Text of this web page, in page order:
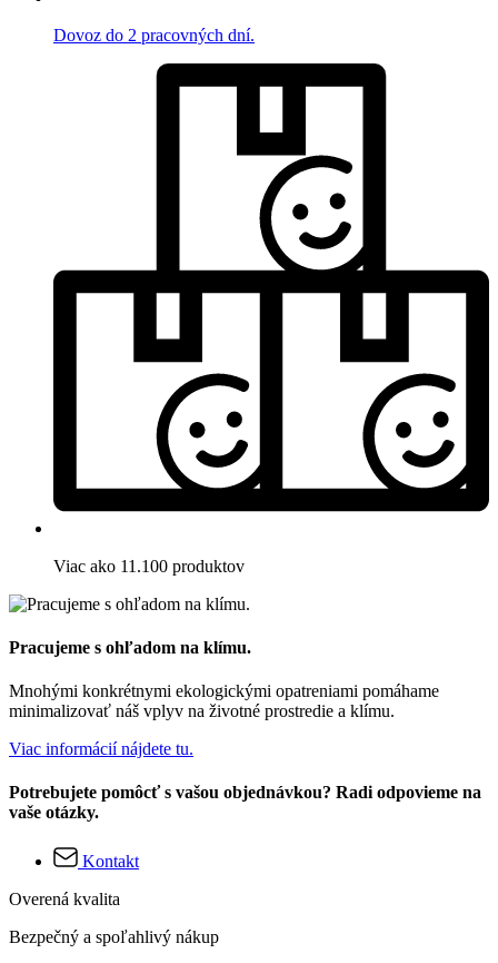
Dovoz do 2 pracovných dní.
Viac ako 11.100 produktov
Pracujeme s ohľadom na klímu.
Mnohými konkrétnymi ekologickými opatreniami pomáhame
minimalizovať náš vplyv na životné prostredie a klímu.
Viac informácií nájdete tu.
Potrebujete pomôcť s vašou objednávkou? Radi odpovieme na
vaše otázky.
Kontakt
Overená kvalita
Bezpečný a spoľahlivý nákup